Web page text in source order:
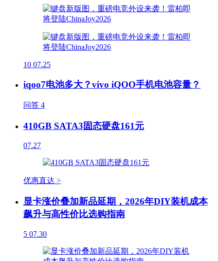
10 07.25
iqoo7电池多大？vivo iQOO手机电池容量？
问答 4
410GB SATA3固态硬盘161元
07.27
优惠直达 >
显卡涨价叠加新品延期，2026年DIY装机成本
飙升与高性价比选购指南
5 07.30